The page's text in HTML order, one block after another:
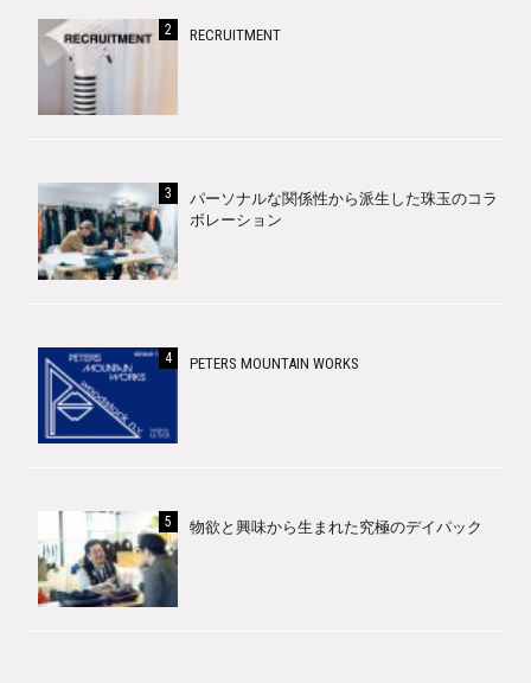
RECRUITMENT
パーソナルな関係性から派生した珠玉のコラ
ボレーション
PETERS MOUNTAIN WORKS
物欲と興味から生まれた究極のデイパック